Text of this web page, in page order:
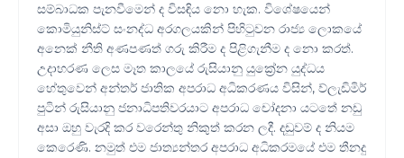
සම්බාධක පැනවීමෙන් ද විසඳිය නො හැක. විශේෂයෙන්
කොමියුනිස්ට් සංනද්ධ අරගලයකින් පිහිටුවන රාජ්‍ය ලොකයේ
අනෙක් නීති අණපණත් ගරු කිරීම ද පිළිගැනීම ද නො කරත්.
උදාහරණ ලෙස මෑත කාලයේ ‍රුසියානු යුක්‍රේන යුද්ධය
හේතුවෙන් අන්තර් ජාතික අපරාධ අධිකරණය විසින්, ව්ලැඩිමිර්
පුටින් රුසියානු ජනාධිපතිවරයාට අපරාධ චෝදනා යටතේ නඩු
අසා ඔහු වැරදි කර වරෙන්තු නිකුත් කරන ලදී. දඩුවම් ද නියම
කෙරෙණි. නමුත් එම ජාත්‍යන්තර අපරාධ අධිකරමයේ එම තීනදු